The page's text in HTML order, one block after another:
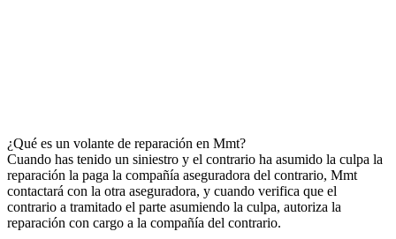
¿Qué es un volante de reparación en Mmt?
Cuando has tenido un siniestro y el contrario ha asumido la culpa la
reparación la paga la compañía aseguradora del contrario, Mmt
contactará con la otra aseguradora, y cuando verifica que el
contrario a tramitado el parte asumiendo la culpa, autoriza la
reparación con cargo a la compañía del contrario.